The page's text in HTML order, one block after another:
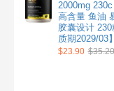
2000mg
高含量 鱼油
胶囊设计
质期2029/03】
$23.90 $35.20